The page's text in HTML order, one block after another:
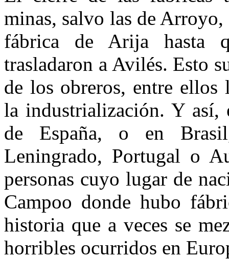
minas, salvo las de
fábrica de Arija hasta
trasladaron a Avilés. Esto
de los obreros, entre
la industrialización. Y así,
de España, o en
Leningrado, Portugal o
personas cuyo lugar de
Campoo donde hubo
historia que a veces se
horribles ocurridos en